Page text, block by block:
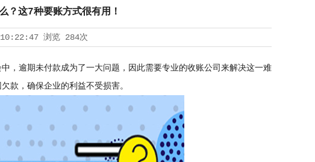
？这7种要账方式很有用！
浏览 284次
逾期未付款成为了一大问题，因此需要专业的收账公司来解决这一难
款，确保企业的利益不受损害。